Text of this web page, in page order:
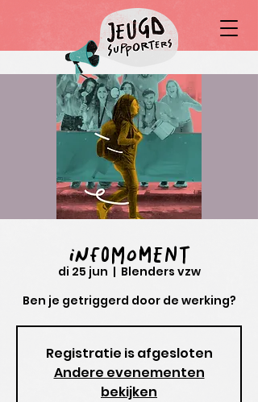
Infomoment
di 25 jun
  |
Blenders vzw
Ben je getriggerd door de werking?
Registratie is afgesloten
Andere evenementen
bekijken